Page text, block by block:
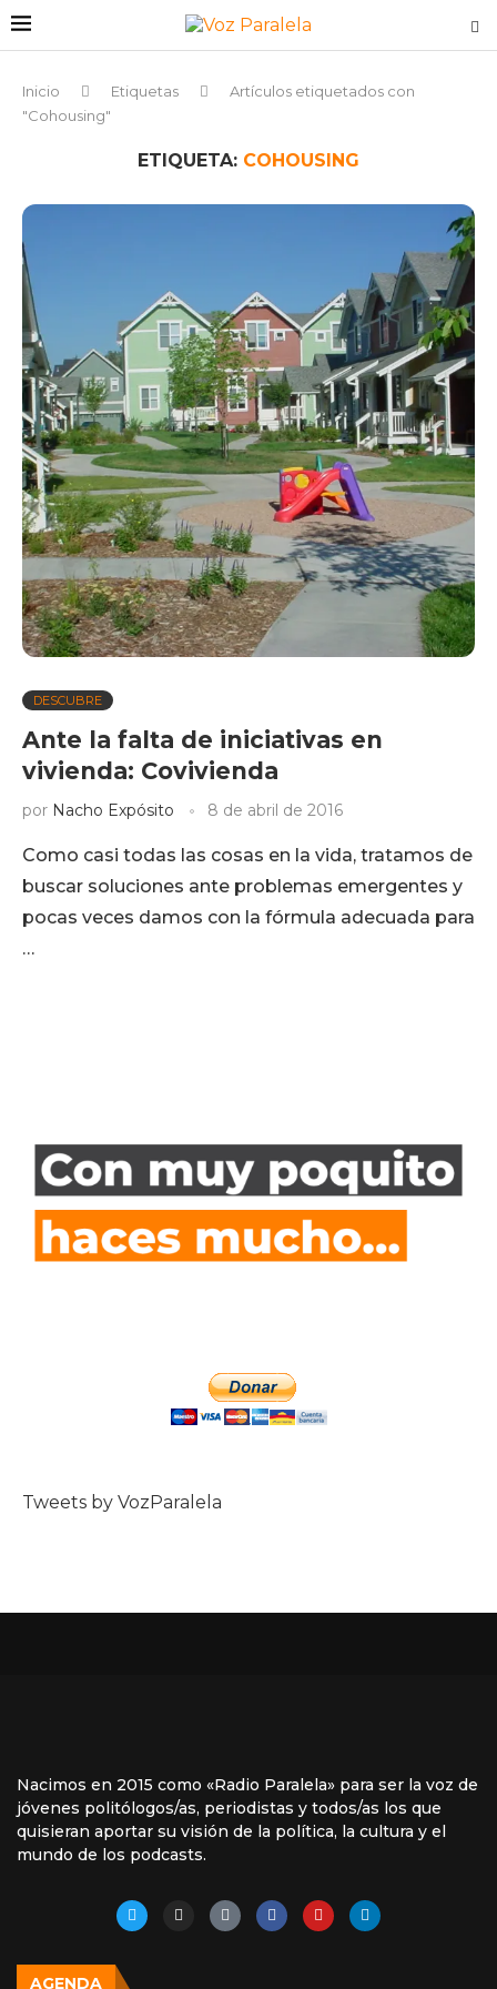
Inicio Etiquetas
Artículos etiquetados con
"Cohousing"
ETIQUETA: COHOUSING
DESCUBRE
Ante la falta de iniciativas en
vivienda: Covivienda
por Nacho Expósito 8 de abril de 2016
Como casi todas las cosas en la vida, tratamos de
buscar soluciones ante problemas emergentes y
pocas veces damos con la fórmula adecuada para
…
Tweets by VozParalela
Nacimos en 2015 como «Radio Paralela» para ser la voz de
jóvenes politólogos/as, periodistas y todos/as los que
quisieran aportar su visión de la política, la cultura y el
mundo de los podcasts.
AGENDA